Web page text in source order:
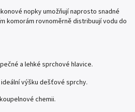
nopky umožňují naprosto snadné
komorám rovnoměrně distribuují vodu do
a lehké sprchové hlavice.
výšku dešťové sprchy.
chemii.